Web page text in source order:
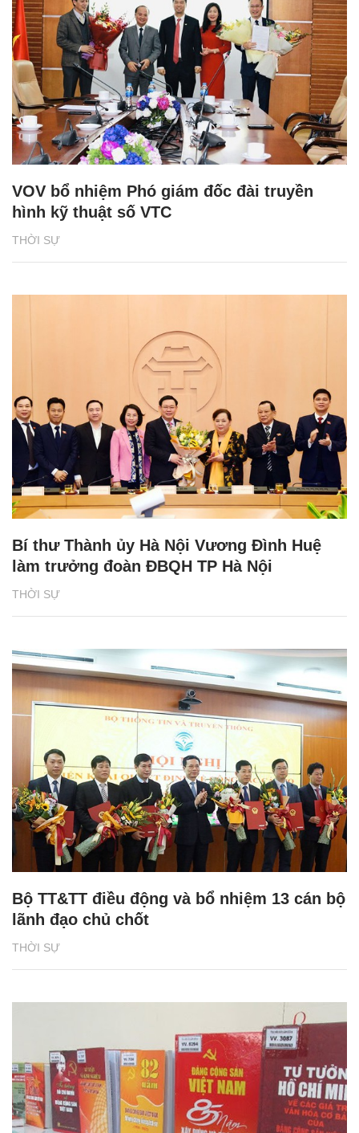
THỜI SỰ
VOV bổ nhiệm Phó giám đốc đài truyền
hình kỹ thuật số VTC
THỜI SỰ
Bí thư Thành ủy Hà Nội Vương Đình Huệ
làm trưởng đoàn ĐBQH TP Hà Nội
THỜI SỰ
Bộ TT&TT điều động và bổ nhiệm 13 cán bộ
lãnh đạo chủ chốt